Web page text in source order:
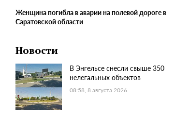
Женщина погибла в аварии на полевой дороге в
Саратовской области
Новости
В Энгельсе снесли свыше 350
нелегальных объектов
08:58, 8 августа 2026